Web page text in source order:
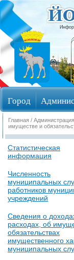
Город
Обращения
Главная / Администрация
имуществе и
Статистическая
информация
Численность
муниципальных
работников
учреждений
Сведения о
расходах, об
обязательствах
имущественного
муниципальных